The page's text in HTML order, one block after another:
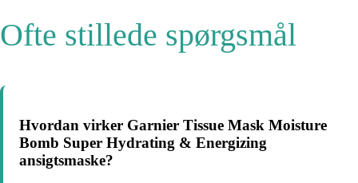
Ofte stillede spørgsmål
Hvordan virker Garnier Tissue Mask Moisture
Bomb Super Hydrating & Energizing
ansigtsmaske?